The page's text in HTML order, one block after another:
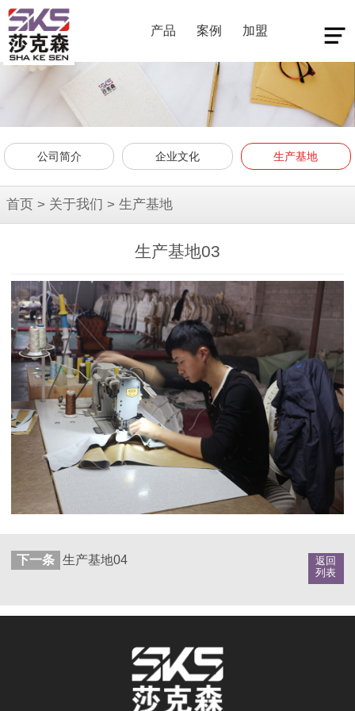
产品 案例 加盟
公司简介 企业文化 生产基地
首页> 关于我们 > 生产基地
生产基地03
返回
列表
下一条 生产基地04